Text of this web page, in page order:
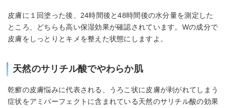
皮膚に１回塗った後、24時間後と48時間後の水分量を測定した
ところ、どちらも高い保湿効果が確認されています。Wの成分で
皮膚をしっとりとキメを整えた状態にしますよ。
天然のサリチル酸でやわらか肌
乾癬の皮膚悩みに代表される、うろこ状に皮膚が剥がれてしまう
症状をアミパーフェクトに含まれている天然のサリチル酸の効果